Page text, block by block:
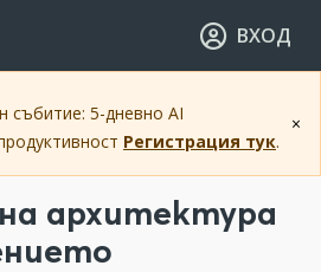
ВХОД
×
събитие: 5-дневно AI
Регистрация тук.
архитектура